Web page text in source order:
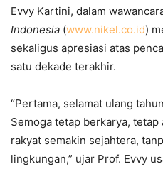
Evvy Kartini, dalam
Indonesia (www.nikel.co.id)
sekaligus apresiasi atas
satu dekade terakhir.
“Pertama, selamat ulang
Semoga tetap berkarya,
rakyat semakin sejahtera,
lingkungan,” ujar Prof. Evvy